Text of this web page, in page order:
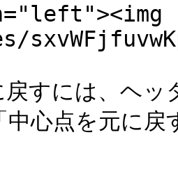
すには、ヘ